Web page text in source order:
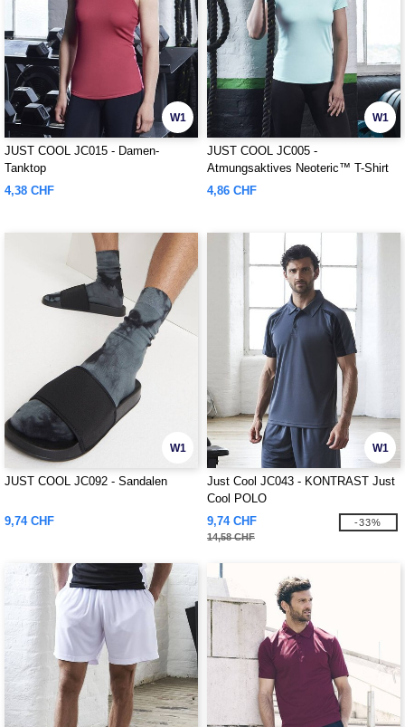
W1
JUST COOL JC015 - Damen-
Tanktop
4,38 CHF
W1
JUST COOL JC005 -
Atmungsaktives Neoteric™ T-Shirt
für Damen
4,86 CHF
W1
JUST COOL JC092 - Sandalen
9,74 CHF
W1
Just Cool JC043 - KONTRAST Just
Cool POLO
9,74 CHF
14,58 CHF
-33%